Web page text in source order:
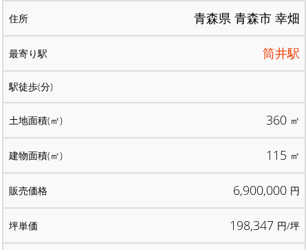
青森県 青森市 幸畑
筒井駅
360 ㎡
115 ㎡
6,900,000 円
198,347 円/坪